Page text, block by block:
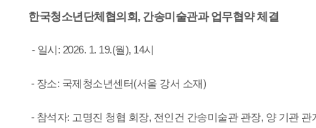
한국청소년단체협의회, 간송미술관과 업무협약 체결
- 일시: 2026. 1. 19.(월), 14시
- 장소: 국제청소년센터(서울 강서 소재)
- 참석자: 고명진 청협 회장, 전인건 간송미술관 관장, 양 기관 관